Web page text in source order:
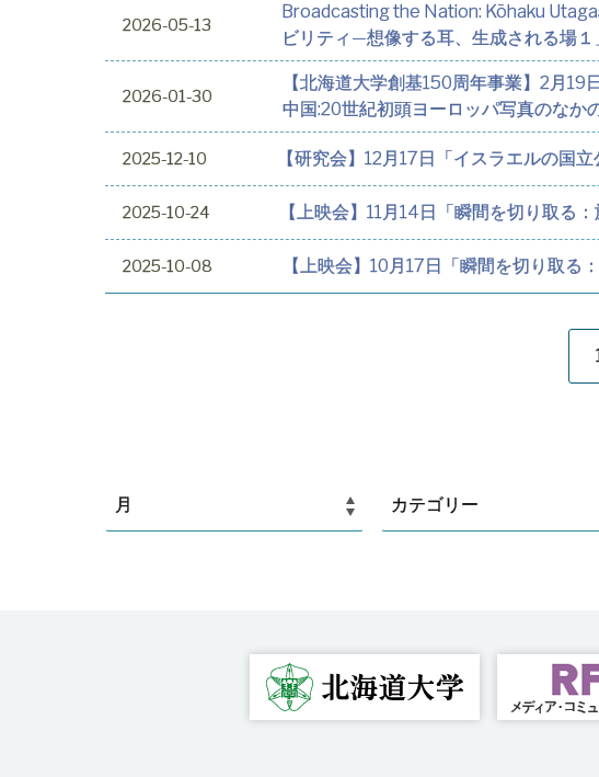
2026-05-13
Broadcasting the Nation: Kōhaku
ビリティ—想像する耳、生成される場１
2026-01-30
【北海道大学創基150周年事業】2月
中国:20世紀初頭ヨーロッパ写真のな
2025-12-10 【研究会】12月17日「イスラエルの国
2025-10-24 【上映会】11月14日「瞬間を切り取る
2025-10-08 【上映会】10月17日「瞬間を切り取